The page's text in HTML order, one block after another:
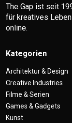
The Gap ist seit
für kreatives
online.
Kategorien
Architektur & Design
Creative Industries
Filme & Serien
Games & Gadgets
Kunst